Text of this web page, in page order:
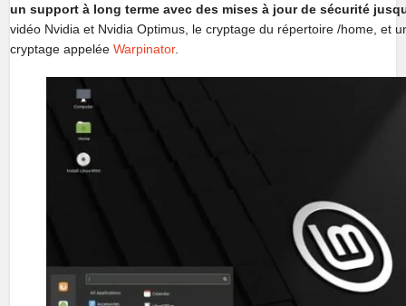
un support à long terme avec des mises à jour de sécurité
vidéo Nvidia et Nvidia Optimus, le cryptage du répertoire /home, et
cryptage appeléeWarpinator.